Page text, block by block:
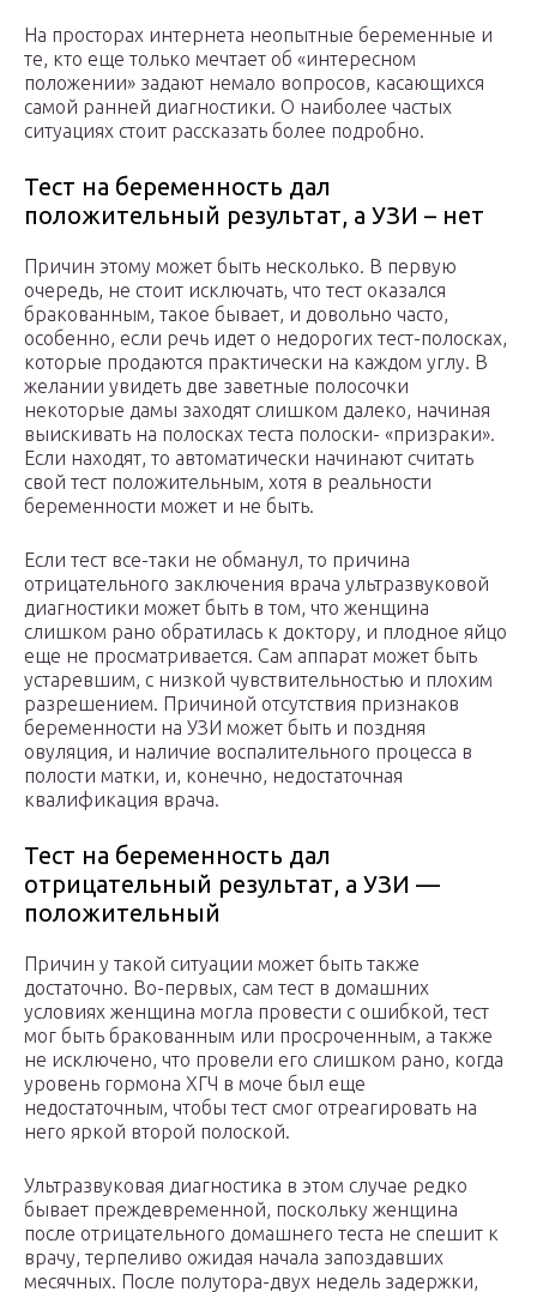
На просторах интернета неопытные беременные и
те, кто еще только мечтает об «интересном
положении» задают немало вопросов, касающихся
самой ранней диагностики. О наиболее частых
ситуациях стоит рассказать более подробно.
Тест на беременность дал
положительный результат, а УЗИ – нет
Причин этому может быть несколько. В первую
очередь, не стоит исключать, что тест оказался
бракованным, такое бывает, и довольно часто,
особенно, если речь идет о недорогих тест-полосках,
которые продаются практически на каждом углу. В
желании увидеть две заветные полосочки
некоторые дамы заходят слишком далеко, начиная
выискивать на полосках теста полоски- «призраки».
Если находят, то автоматически начинают считать
свой тест положительным, хотя в реальности
беременности может и не быть.
Если тест все-таки не обманул, то причина
отрицательного заключения врача ультразвуковой
диагностики может быть в том, что женщина
слишком рано обратилась к доктору, и плодное яйцо
еще не просматривается. Сам аппарат может быть
устаревшим, с низкой чувствительностью и плохим
разрешением. Причиной отсутствия признаков
беременности на УЗИ может быть и поздняя
овуляция, и наличие воспалительного процесса в
полости матки, и, конечно, недостаточная
квалификация врача.
Тест на беременность дал
отрицательный результат, а УЗИ —
положительный
Причин у такой ситуации может быть также
достаточно. Во-первых, сам тест в домашних
условиях женщина могла провести с ошибкой, тест
мог быть бракованным или просроченным, а также
не исключено, что провели его слишком рано, когда
уровень гормона ХГЧ в моче был еще
недостаточным, чтобы тест смог отреагировать на
него яркой второй полоской.
Ультразвуковая диагностика в этом случае редко
бывает преждевременной, поскольку женщина
после отрицательного домашнего теста не спешит к
врачу, терпеливо ожидая начала запоздавших
месячных. После полутора-двух недель задержки,